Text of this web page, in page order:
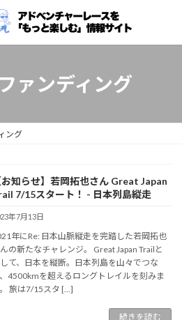
ァンディング
ング
お知らせ】若岡拓也さん Great Japan
7/15スタート！ - 日本列島縦走
年7月13日
年にRe: 日本山脈縦走を完踏した若岡拓也
の新たなチャレンジ。 Great Japan Trailと
て、日本を縦断。日本列島を山々でつな
4500kmを超えるロングトレイルを刻みま
旅は7/15スタ […]
続きを読む